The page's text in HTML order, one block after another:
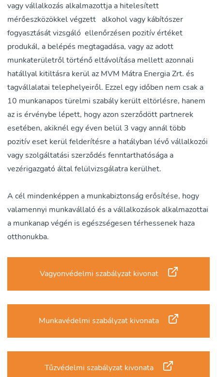
vagy vállalkozás alkalmazottja a hitelesített
mérőeszközökkel végzett alkohol vagy kábítószer
fogyasztását vizsgáló ellenőrzésen pozitív értéket
produkál, a belépés megtagadása, vagy az adott
munkaterületről történő eltávolítása mellett azonnali
hatállyal kitiltásra kerül az MVM Mátra Energia Zrt. és
tagvállalatai telephelyeiről. Ezzel egy időben nem csak a
10 munkanapos türelmi szabály került eltörlésre, hanem
az is érvénybe lépett, hogy azon szerződött partnerek
esetében, akiknél egy éven belül 3 vagy annál több
pozitív eset kerül felderítésre a hatályban lévő vállalkozói
vagy szolgáltatási szerződés fenntarthatósága a
vezérigazgató által felülvizsgálatra kerülhet.
A cél mindenképpen a munkabiztonság erősítése, hogy
valamennyi munkavállaló és a vállalkozások alkalmazottai
a munkanap végén is egészségesen térhessenek haza
otthonukba.
Vagyonvédelmi szabályzat kivonat
Munkavédelmi szabályzat kivonata
Tűzvédelmi szabályzat kivonata